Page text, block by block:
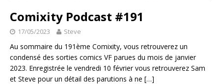
Comixity Podcast #191
17/05/2023 Steve
Au sommaire du 191ème Comixity, vous retrouverez un
condensé des sorties comics VF parues du mois de janvier
2023. Enregistrée le vendredi 10 février vous retrouverez Sam
et Steve pour un détail des parutions à ne […]